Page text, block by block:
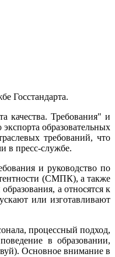
Госстандарта.
качества. Требования" и
образовательных
требований, что
в пресс-службе.
и руководство по
(СМПК), а также
а относятся к
или изготавливают
процессный подход,
в образовании,
Основное внимание в